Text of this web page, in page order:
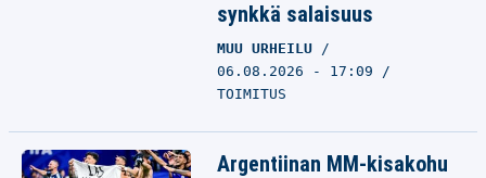
synkkä salaisuus
MUU URHEILU
06.08.2026 - 17:09
TOIMITUS
Argentiinan MM-kisakohu